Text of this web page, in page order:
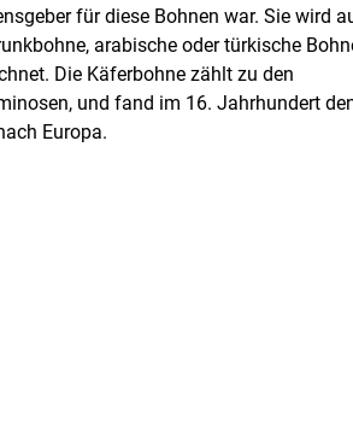
für diese Bohnen war. Sie wird
arabische oder türkische
Die Käferbohne zählt zu den
und fand im 16. Jahrhundert
Europa.